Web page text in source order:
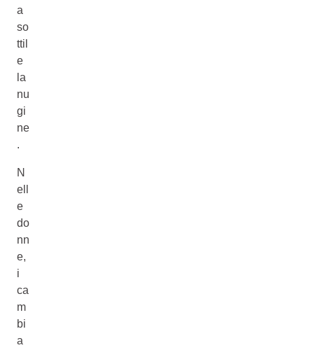
a
so
ttil
e
la
nu
gi
ne
.
N
ell
e
do
nn
e,
i
ca
m
bi
a